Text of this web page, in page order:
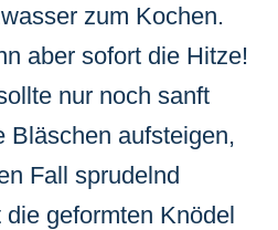
zum Kochen.
aber sofort die Hitze!
nur noch sanft
Bläschen aufsteigen,
Fall sprudelnd
geformten Knödel